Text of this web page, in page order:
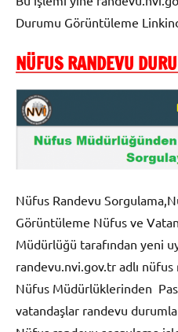
Durumu Görüntüleme
NÜFUS RANDEVU
Nüfus Randevu
Görüntüleme Nüfus ve
Müdürlüğü tarafından yeni
randevu.nvi.gov.tr adlı
Nüfus Müdürlüklerinden
vatandaşlar randevu